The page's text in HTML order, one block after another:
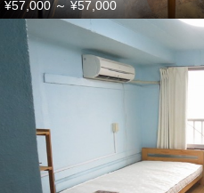
¥57,000～¥57,000